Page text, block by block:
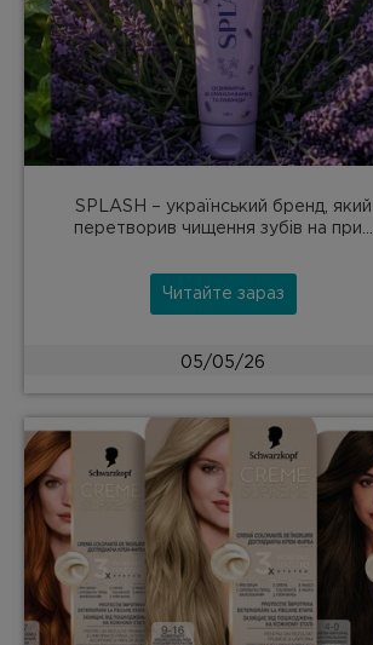
SPLASH – український бренд, який
перетворив чищення зубів на при...
Читайте зараз
05/05/26